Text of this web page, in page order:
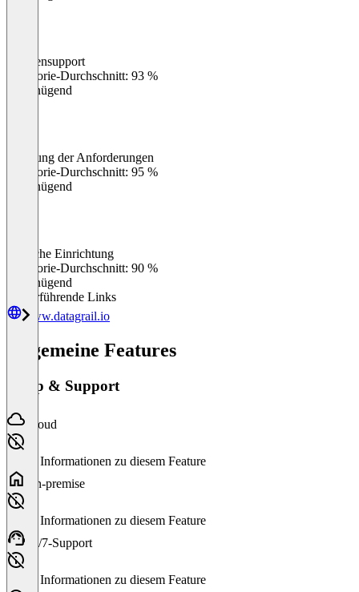
Kundensupport
Kategorie-Durchschnitt: 93 %
Ungenügend
Erfüllung der Anforderungen
Kategorie-Durchschnitt: 95 %
Ungenügend
Einfache Einrichtung
Kategorie-Durchschnitt: 90 %
Ungenügend
Weiterführende Links
www.datagrail.io
Allgemeine Features
Setup & Support
Cloud
Keine Informationen zu diesem Feature
On-premise
Keine Informationen zu diesem Feature
24/7-Support
Keine Informationen zu diesem Feature